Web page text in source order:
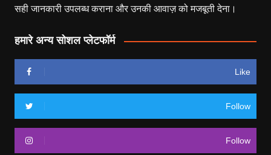
सही जानकारी उपलब्ध कराना और उनकी आवाज़ को मजबूती देना।
हमारे अन्य सोशल प्लेटफॉर्म
Like
Follow
Follow